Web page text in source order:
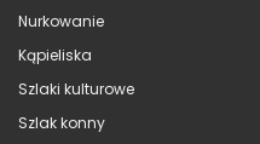
Nurkowanie
Kąpieliska
Szlaki kulturowe
Szlak konny